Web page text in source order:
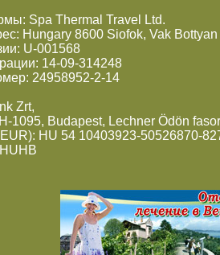
Spa Thermal Travel Ltd.
Hungary 8600 Siofok, Vak Bottyan
U-001568
14-09-314248
24958952-2-14
Zrt,
1095, Budapest, Lechner Ödön
HU 54 10403923-50526870-